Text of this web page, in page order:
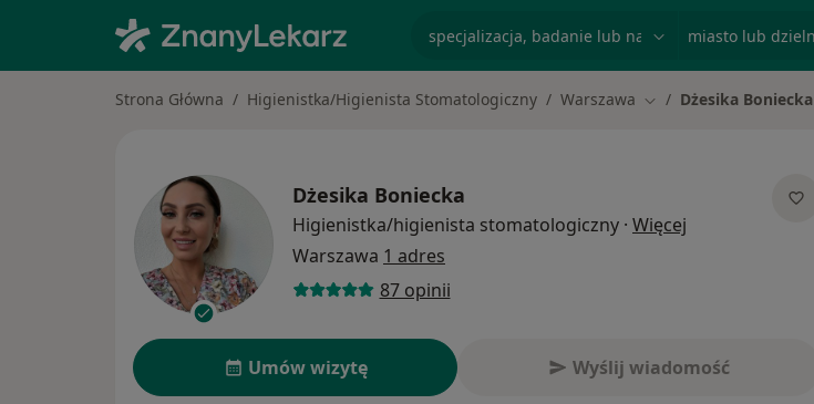
Strona Główna Higienistka/Higienista Stomatologiczny Warszawa Zmień miasto
Dżesika Boniecka
Dżesika Boniecka
Higienistka/higienista stomatologiczny · Więcej
Warszawa 1 adres
87 opinii
Umów wizytę Wyślij wiadomość